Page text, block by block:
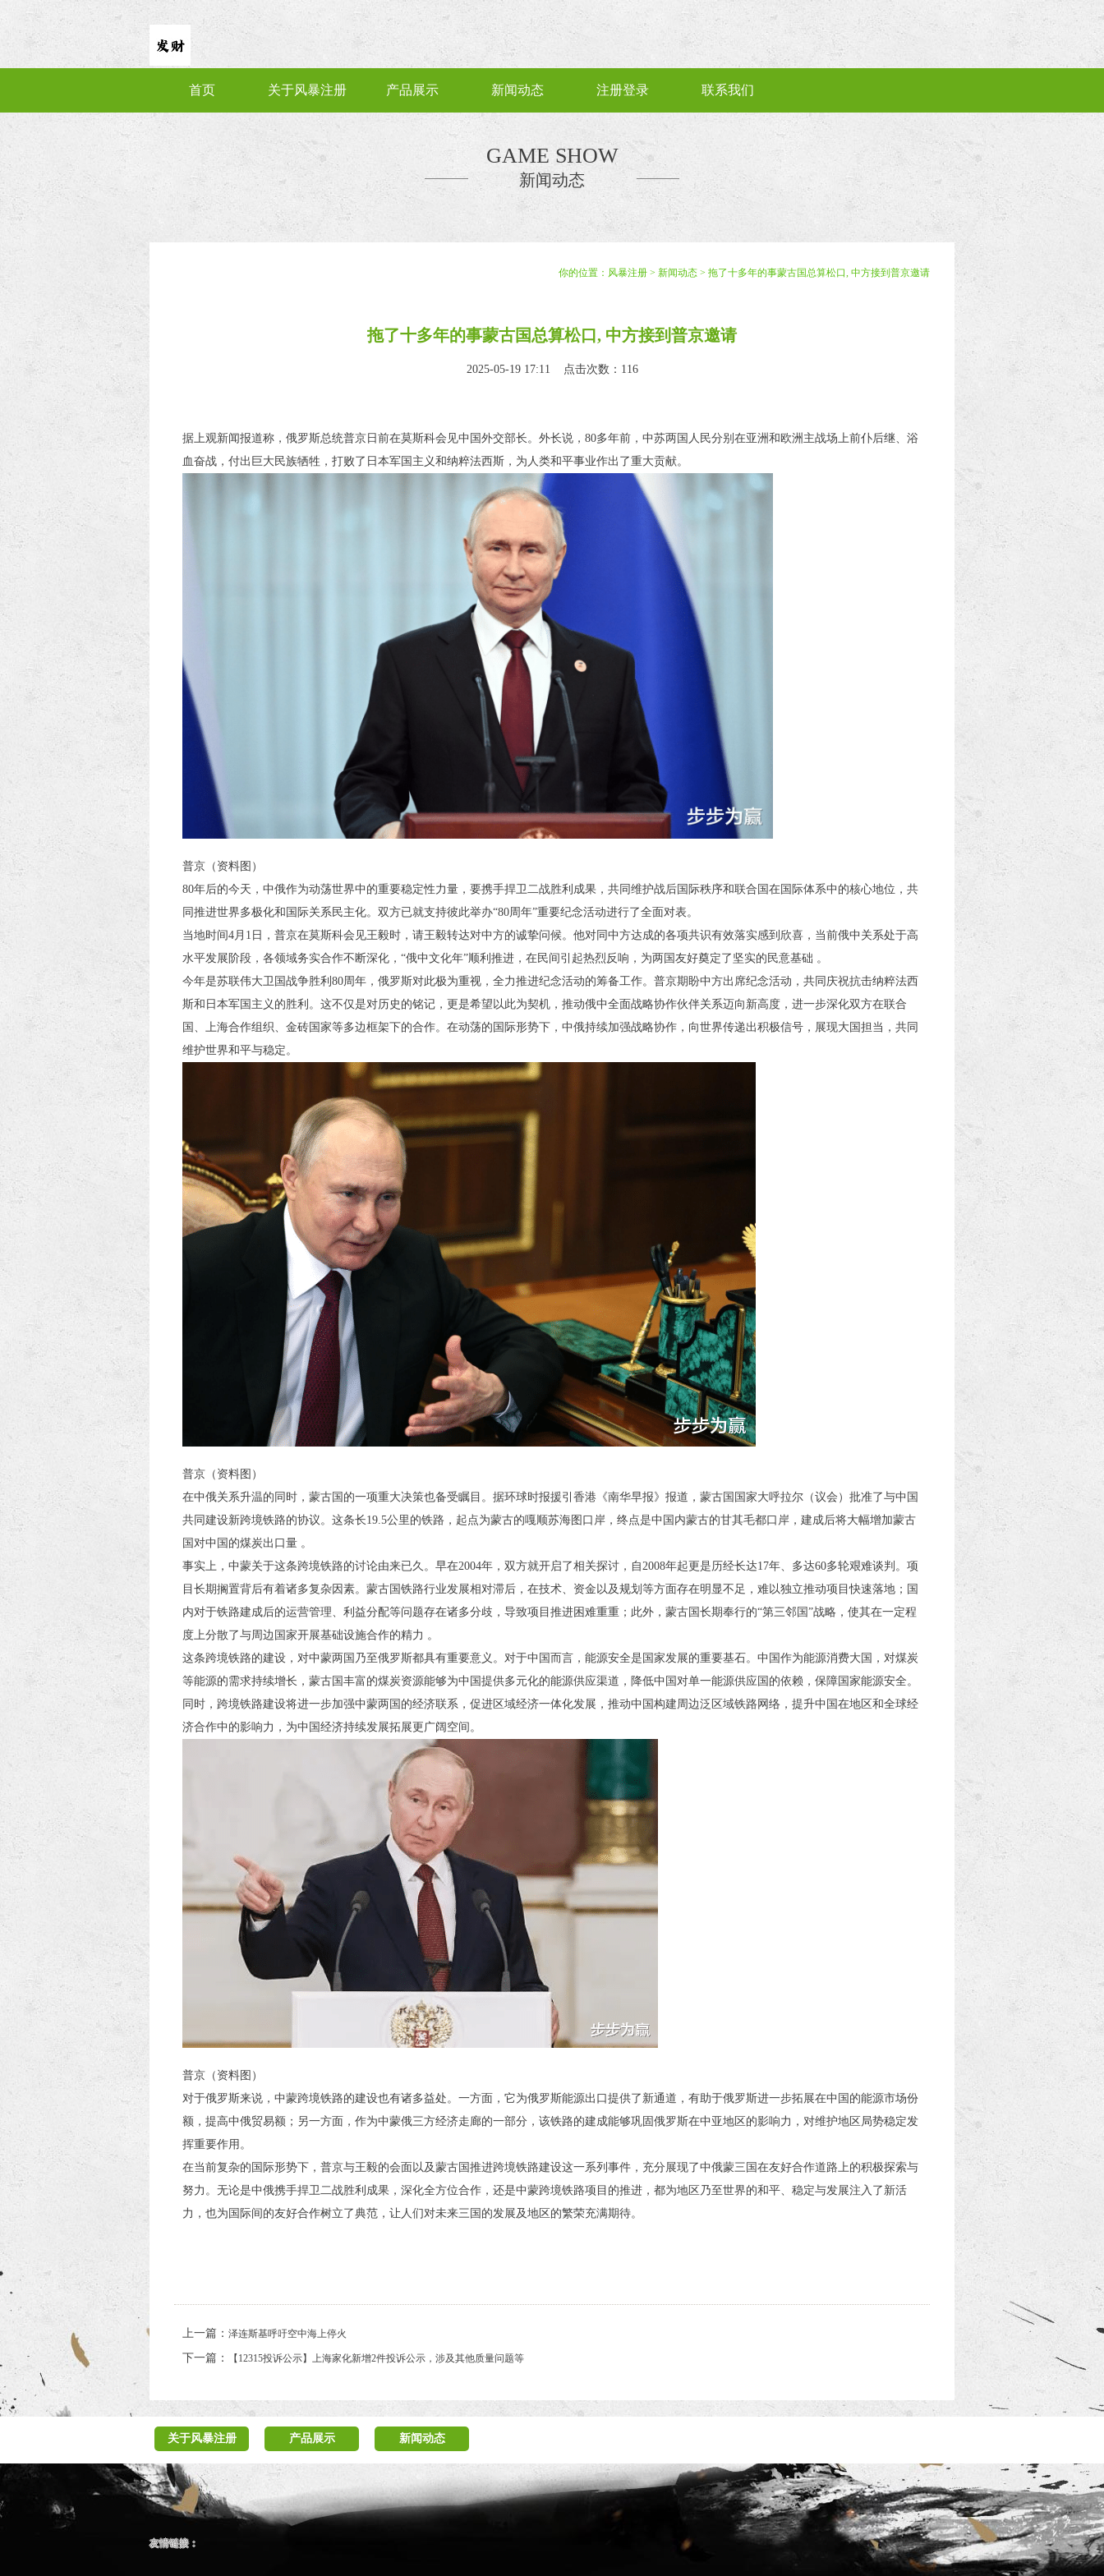
首页 关于风暴注册 产品展示 新闻动态 注册登录 联系我们
GAME SHOW
新闻动态
你的位置： 风暴注册 > 新闻动态 > 拖了十多年的事蒙古国总算松口, 中方接到普京邀请
拖了十多年的事蒙古国总算松口, 中方接到普京邀请
2025-05-19 17:11 点击次数：116
据上观新闻报道称，俄罗斯总统普京日前在莫斯科会见中国外交部长。外长说，80多年前，中苏两国人民分别在亚洲和欧洲主战场上前仆后继、浴
血奋战，付出巨大民族牺牲，打败了日本军国主义和纳粹法西斯，为人类和平事业作出了重大贡献。
普京（资料图）
80年后的今天，中俄作为动荡世界中的重要稳定性力量，要携手捍卫二战胜利成果，共同维护战后国际秩序和联合国在国际体系中的核心地位，共
同推进世界多极化和国际关系民主化。双方已就支持彼此举办“80周年”重要纪念活动进行了全面对表。
当地时间4月1日，普京在莫斯科会见王毅时，请王毅转达对中方的诚挚问候。他对同中方达成的各项共识有效落实感到欣喜，当前俄中关系处于高
水平发展阶段，各领域务实合作不断深化，“俄中文化年”顺利推进，在民间引起热烈反响，为两国友好奠定了坚实的民意基础 。
今年是苏联伟大卫国战争胜利80周年，俄罗斯对此极为重视，全力推进纪念活动的筹备工作。普京期盼中方出席纪念活动，共同庆祝抗击纳粹法西
斯和日本军国主义的胜利。这不仅是对历史的铭记，更是希望以此为契机，推动俄中全面战略协作伙伴关系迈向新高度，进一步深化双方在联合
国、上海合作组织、金砖国家等多边框架下的合作。在动荡的国际形势下，中俄持续加强战略协作，向世界传递出积极信号，展现大国担当，共同
维护世界和平与稳定。
普京（资料图）
在中俄关系升温的同时，蒙古国的一项重大决策也备受瞩目。据环球时报援引香港《南华早报》报道，蒙古国国家大呼拉尔（议会）批准了与中国
共同建设新跨境铁路的协议。这条长19.5公里的铁路，起点为蒙古的嘎顺苏海图口岸，终点是中国内蒙古的甘其毛都口岸，建成后将大幅增加蒙古
国对中国的煤炭出口量 。
事实上，中蒙关于这条跨境铁路的讨论由来已久。早在2004年，双方就开启了相关探讨，自2008年起更是历经长达17年、多达60多轮艰难谈判。项
目长期搁置背后有着诸多复杂因素。蒙古国铁路行业发展相对滞后，在技术、资金以及规划等方面存在明显不足，难以独立推动项目快速落地；国
内对于铁路建成后的运营管理、利益分配等问题存在诸多分歧，导致项目推进困难重重；此外，蒙古国长期奉行的“第三邻国”战略，使其在一定程
度上分散了与周边国家开展基础设施合作的精力 。
这条跨境铁路的建设，对中蒙两国乃至俄罗斯都具有重要意义。对于中国而言，能源安全是国家发展的重要基石。中国作为能源消费大国，对煤炭
等能源的需求持续增长，蒙古国丰富的煤炭资源能够为中国提供多元化的能源供应渠道，降低中国对单一能源供应国的依赖，保障国家能源安全。
同时，跨境铁路建设将进一步加强中蒙两国的经济联系，促进区域经济一体化发展，推动中国构建周边泛区域铁路网络，提升中国在地区和全球经
济合作中的影响力，为中国经济持续发展拓展更广阔空间。
普京（资料图）
对于俄罗斯来说，中蒙跨境铁路的建设也有诸多益处。一方面，它为俄罗斯能源出口提供了新通道，有助于俄罗斯进一步拓展在中国的能源市场份
额，提高中俄贸易额；另一方面，作为中蒙俄三方经济走廊的一部分，该铁路的建成能够巩固俄罗斯在中亚地区的影响力，对维护地区局势稳定发
挥重要作用。
在当前复杂的国际形势下，普京与王毅的会面以及蒙古国推进跨境铁路建设这一系列事件，充分展现了中俄蒙三国在友好合作道路上的积极探索与
努力。无论是中俄携手捍卫二战胜利成果，深化全方位合作，还是中蒙跨境铁路项目的推进，都为地区乃至世界的和平、稳定与发展注入了新活
力，也为国际间的友好合作树立了典范，让人们对未来三国的发展及地区的繁荣充满期待。
上一篇： 泽连斯基呼吁空中海上停火
下一篇： 【12315投诉公示】上海家化新增2件投诉公示，涉及其他质量问题等
关于风暴注册 产品展示 新闻动态
友情链接：